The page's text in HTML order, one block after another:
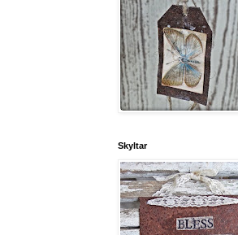
Skyltar